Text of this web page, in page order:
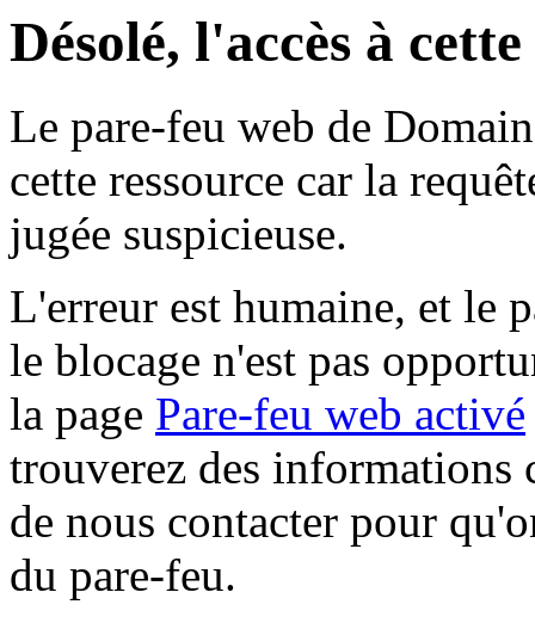
Désolé, l'accès à
Le pare-feu web de
cette ressource car la
jugée suspicieuse.
L'erreur est humaine, et le
le blocage n'est pas
la page Pare-feu web activé
trouverez des informations
de nous contacter pour
du pare-feu.